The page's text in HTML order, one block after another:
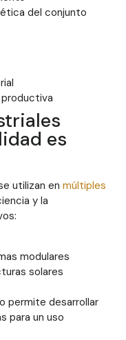
del conjunto
es
utilizan en múltiples
y la
modulares
solares
permite desarrollar
para un uso